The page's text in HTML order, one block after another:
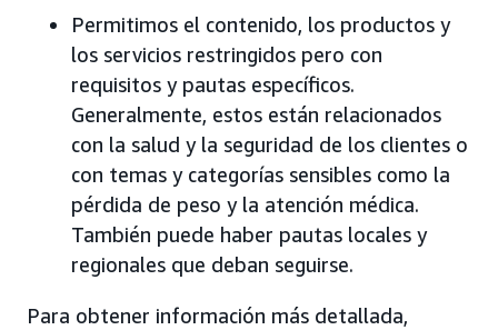
Permitimos el contenido, los productos y
los servicios restringidos pero con
requisitos y pautas específicos.
Generalmente, estos están relacionados
con la salud y la seguridad de los clientes o
con temas y categorías sensibles como la
pérdida de peso y la atención médica.
También puede haber pautas locales y
regionales que deban seguirse.
Para obtener información más detallada,